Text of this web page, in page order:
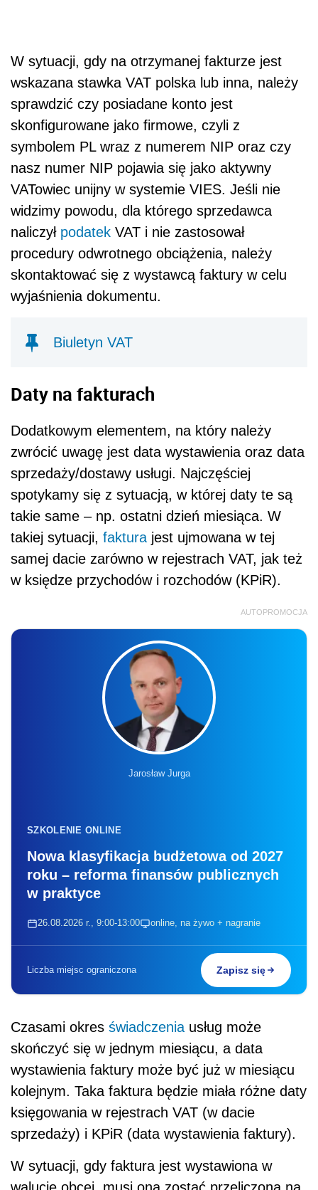
W sytuacji, gdy na otrzymanej fakturze jest
wskazana stawka VAT polska lub inna, należy
sprawdzić czy posiadane konto jest
skonfigurowane jako firmowe, czyli z
symbolem PL wraz z numerem NIP oraz czy
nasz numer NIP pojawia się jako aktywny
VATowiec unijny w systemie VIES. Jeśli nie
widzimy powodu, dla którego sprzedawca
naliczył podatek VAT i nie zastosował
procedury odwrotnego obciążenia, należy
skontaktować się z wystawcą faktury w celu
wyjaśnienia dokumentu.
Biuletyn VAT
Daty na fakturach
Dodatkowym elementem, na który należy
zwrócić uwagę jest data wystawienia oraz data
sprzedaży/dostawy usługi. Najczęściej
spotykamy się z sytuacją, w której daty te są
takie same – np. ostatni dzień miesiąca. W
takiej sytuacji, faktura jest ujmowana w tej
samej dacie zarówno w rejestrach VAT, jak też
w księdze przychodów i rozchodów (KPiR).
AUTOPROMOCJA
Jarosław Jurga
SZKOLENIE ONLINE
Nowa klasyfikacja budżetowa od 2027
roku – reforma finansów publicznych
w praktyce
26.08.2026 r., 9:00-13:00 online, na żywo + nagranie
Liczba miejsc ograniczona Zapisz się
Czasami okres świadczenia usług może
skończyć się w jednym miesiącu, a data
wystawienia faktury może być już w miesiącu
kolejnym. Taka faktura będzie miała różne daty
księgowania w rejestrach VAT (w dacie
sprzedaży) i KPiR (data wystawienia faktury).
W sytuacji, gdy faktura jest wystawiona w